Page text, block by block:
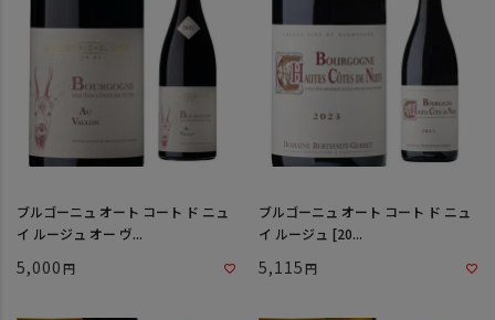
ブルゴーニュ オート コート ド ニュ
イ ルージュ オー ヴ...
5,000
ブルゴーニュ オート コート ド ニュ
イ ルージュ [20...
5,115